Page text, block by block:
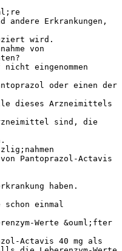
andere Erkrankungen,
wird.
von
eingenommen
oder einen der
dieses Arzneimittels
sind, die
Pantoprazol-Actavis
haben.
einmal
Werte &ouml;fter
Actavis 40 mg als